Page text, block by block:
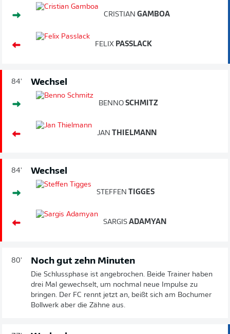
CRISTIAN GAMBOA
FELIX PASSLACK
84' Wechsel
BENNO SCHMITZ
JAN THIELMANN
84' Wechsel
STEFFEN TIGGES
SARGIS ADAMYAN
80' Noch gut zehn Minuten
Die Schlussphase ist angebrochen. Beide Trainer haben
drei Mal gewechselt, um nochmal neue Impulse zu
bringen. Der FC rennt jetzt an, beißt sich am Bochumer
Bollwerk aber die Zähne aus.